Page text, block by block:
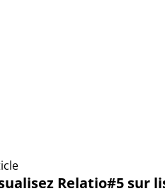
Relatio#5 sur